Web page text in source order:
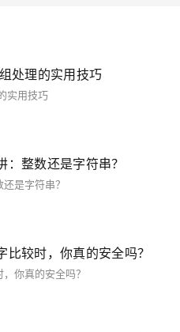
处理的实用技巧
实用技巧
整数还是字符串？
是字符串？
较时，你真的安全吗？
你真的安全吗？